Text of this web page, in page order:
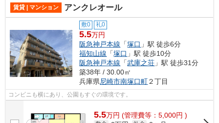
賃貸 | マンション アンクレオール
敷0 礼0
5.5万円
阪急神戸本線 「塚口 」駅 徒歩6分
福知山線 「塚口 」駅 徒歩10分
阪急神戸本線 「武庫之荘 」駅 徒歩31分
築38年 / 30.00㎡
兵庫県尼崎市南塚口町２丁目
コンビニも横にあり、公園もすぐの環境です。
5.5万円 (管理費等：5,000円 )